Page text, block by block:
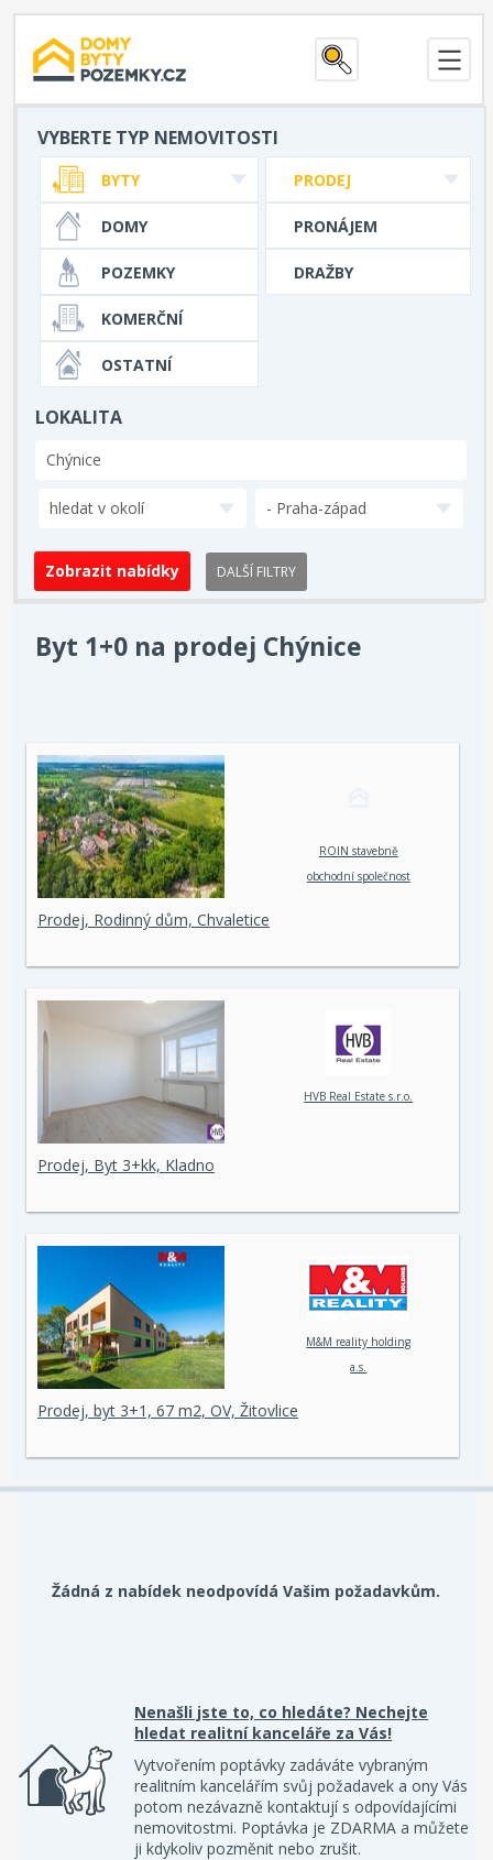
VYBERTE TYP NEMOVITOSTI
PRODEJ
PRONÁJEM
DRAŽBY
BYTY
DOMY
POZEMKY
KOMERČNÍ
OSTATNÍ
LOKALITA
hledat v okolí - Praha-západ
DALŠÍ FILTRY
Byt 1+0 na prodej Chýnice
ROIN stavebně
obchodní společnost
Prodej, Rodinný dům, Chvaletice
HVB Real Estate s.r.o.
Prodej, Byt 3+kk, Kladno
M&M reality holding
a.s.
Prodej, byt 3+1, 67 m2, OV, Žitovlice
Žádná z nabídek neodpovídá Vašim požadavkům.
Nenašli jste to, co hledáte? Nechejte
hledat realitní kanceláře za Vás!
Vytvořením poptávky zadáváte vybraným
realitním kancelářím svůj požadavek a ony Vás
potom nezávazně kontaktují s odpovídajícími
nemovitostmi. Poptávka je ZDARMA a můžete
ji kdykoliv pozměnit nebo zrušit.